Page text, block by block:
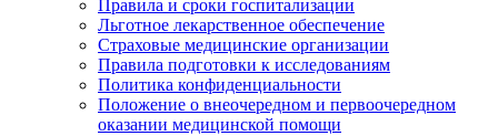
Правила и сроки госпитализации
Льготное лекарственное обеспечение
Страховые медицинские организации
Правила подготовки к исследованиям
Политика конфиденциальности
Положение о внеочередном и первоочередном
оказании медицинской помощи